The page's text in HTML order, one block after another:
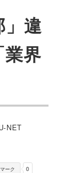
」違
界
NET
0
ーク